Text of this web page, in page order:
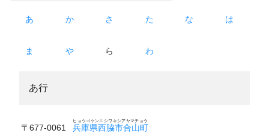
あ か さ た な は
ま や ら わ
あ行
〒677-0061 兵庫県西脇市合山町
ヒョウゴケンニシワキシアヤマチョウ